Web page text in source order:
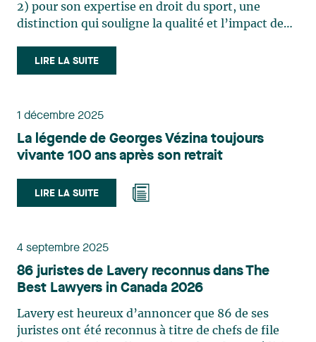
2) pour son expertise en droit du sport, une
distinction qui souligne la qualité et l’impact de
Sébastien Vézina, notre groupe Droit du sport et
du divertissement accompagne équipes, ligues,
enjeux clés : gouvernance et conformité,
contrats commerciaux (commandites, droits
médias, production), talents et relations de
ainsi que gestion des risques et litiges, dont
l’arbitrage sportif. Félicitations à Sébastien et à
méritée. À propos de Legal 500 Legal 500 est un
cabinets et praticiens sur la base d’analyses
indépendantes, d’entretiens avec les clients et de
l’examen de mandats représentatifs. À propos de
Lavery Lavery est la firme juridique indépendante
LIRE LA SUITE
1 décembre 2025
La légende de Georges Vézina toujours
vivante 100 ans après son retrait
LIRE LA SUITE
4 septembre 2025
86 juristes de Lavery reconnus dans The
Best Lawyers in Canada 2026
Lavery est heureux d’annoncer que 86 de ses
juristes ont été reconnus à titre de chefs de file